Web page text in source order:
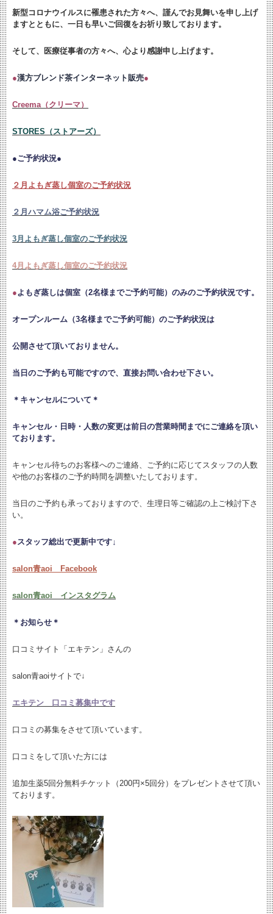
新型コロナウイルスに罹患された方々へ、謹んでお見舞いを申し上げ
ますとともに、 一日も早いご回復をお祈り致しております。
そして、医療従事者の方々へ、心より感謝申し上げます。
●漢方ブレンド茶インターネット販売●
Creema（クリーマ）
STORES（ストアーズ）
●ご予約状況●
２月よもぎ蒸し個室のご予約状況
２月ハマム浴ご予約状況
3月よもぎ蒸し個室のご予約状況
4月よもぎ蒸し個室のご予約状況
●よもぎ蒸しは個室（2名様までご予約可能）のみのご予約状況です。
オープンルーム（3名様までご予約可能）のご予約状況は
公開させて頂いておりません。
当日のご予約も可能ですので、直接お問い合わせ下さい。
＊キャンセルについて＊
キャンセル・日時・人数の変更は前日の営業時間までにご連絡を頂い
ております。
キャンセル待ちのお客様へのご連絡、ご予約に応じてスタッフの人数
や他のお客様のご予約時間を調整いたしております。
当日のご予約も承っておりますので、生理日等ご確認の上ご検討下さ
い。
●スタッフ総出で更新中です↓
salon青aoi Facebook
salon青aoi インスタグラム
＊お知らせ＊
口コミサイト「エキテン」さんの
salon青aoiサイトで↓
エキテン 口コミ募集中です
口コミの募集をさせて頂いています。
口コミをして頂いた方には
追加生薬5回分無料チケット（200円×5回分）をプレゼントさせて頂い
ております。